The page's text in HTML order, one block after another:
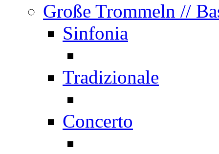
Große Trommeln //
Sinfonia
Tradizionale
Concerto